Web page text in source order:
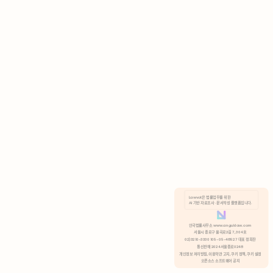
분석 쿠키 허용
Lawvot은 법률업무를 위한
AI 기반 자료조사 · 문서작성 플랫폼입니다.
안국법률사무소 www.anguklaw.com
서울시 종로구 율곡로2길 7, 304호
02)3210-3330 105-05-48527 대표 정희찬
통신판매 2024서울종로0248
개인정보 처리방침, 이용약관 고지, 쿠키 정책, 쿠키 설정
오픈소스 소프트웨어 공지